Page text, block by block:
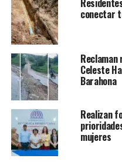
conectar
Reclaman
Celeste
Barahona
Realizan
mujeres